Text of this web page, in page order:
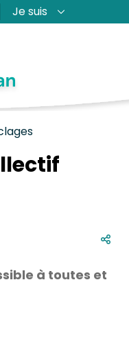
Je suis
à toutes et